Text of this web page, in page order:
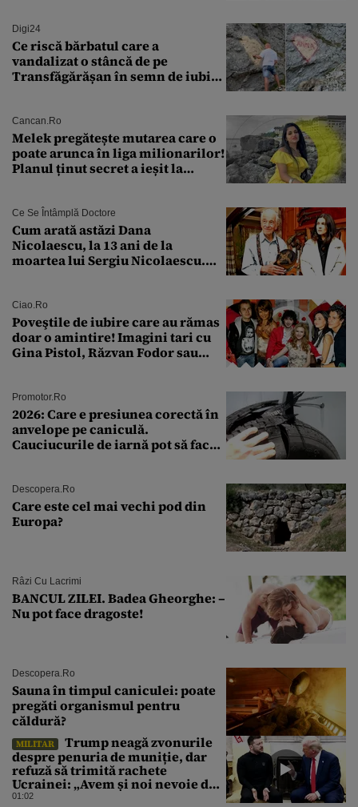
Digi24
Ce riscă bărbatul care a
vandalizat o stâncă de pe
Transfăgărășan în semn de iubire
Cancan.ro
Melek pregătește mutarea care o
poate arunca în liga milionarilor!
Planul ținut secret a ieșit la
Ce Se Întâmplă Doctore
Cum arată astăzi Dana
Nicolaescu, la 13 ani de la
moartea lui Sergiu Nicolaescu.
Ciao.ro
Poveştile de iubire care au rămas
doar o amintire! Imagini tari cu
Gina Pistol, Răzvan Fodor sau
Promotor.ro
2026: Care e presiunea corectă în
anvelope pe caniculă.
Cauciucurile de iarnă pot să facă
Descopera.ro
Care este cel mai vechi pod din
Europa?
Râzi Cu Lacrimi
BANCUL ZILEI. Badea Gheorghe: –
Nu pot face dragoste!
Descopera.ro
Sauna în timpul caniculei: poate
pregăti organismul pentru
căldură?
MILITAR
Trump neagă zvonurile
despre penuria de muniție, dar
refuză să trimită rachete
Ucrainei: „Avem și noi nevoie de
rachete”
01:02